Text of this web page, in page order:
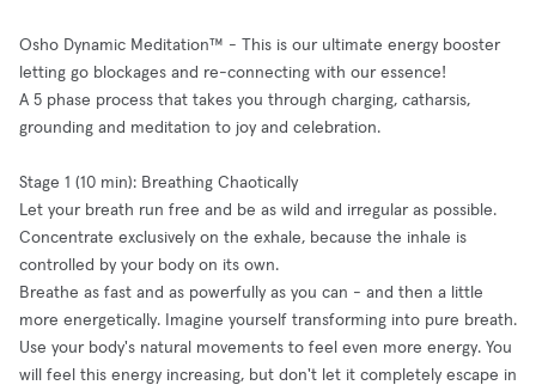
Osho Dynamic Meditation™ - This is our ultimate energy booster
letting go blockages and re-connecting with our essence!
A 5 phase process that takes you through charging, catharsis,
grounding and meditation to joy and celebration.
Stage 1 (10 min): Breathing Chaotically
Let your breath run free and be as wild and irregular as possible.
Concentrate exclusively on the exhale, because the inhale is
controlled by your body on its own.
Breathe as fast and as powerfully as you can - and then a little
more energetically. Imagine yourself transforming into pure breath.
Use your body's natural movements to feel even more energy. You
will feel this energy increasing, but don't let it completely escape in